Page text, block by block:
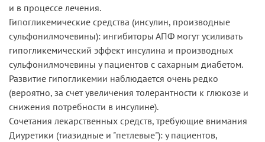
и в процессе лечения.
Гипогликемические средства (инсулин, производные
сульфонилмочевины): ингибиторы АПФ могут усиливать
гипогликемический эффект инсулина и производных
сульфонилмочевины у пациентов с сахарным диабетом.
Развитие гипогликемии наблюдается очень редко
(вероятно, за счет увеличения толерантности к глюкозе и
снижения потребности в инсулине).
Сочетания лекарственных средств, требующие внимания
Диуретики (тиазидные и "петлевые"): у пациентов,